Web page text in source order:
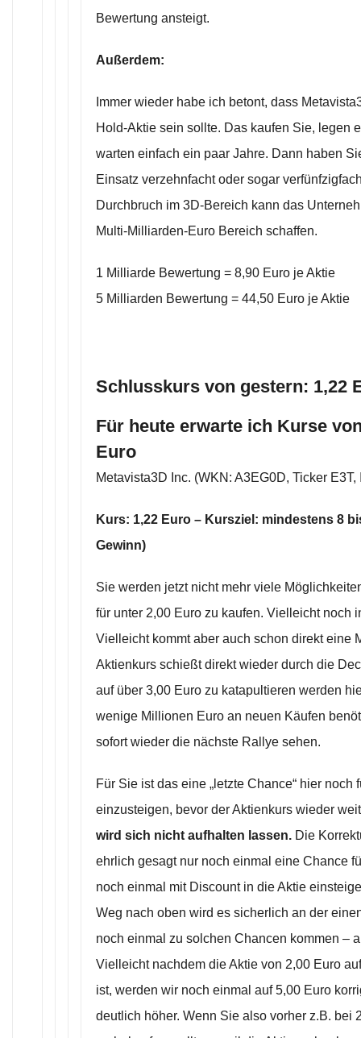
Bewertung ansteigt.
Außerdem:
Immer wieder habe ich betont, dass
Hold-Aktie sein sollte. Das kaufen Sie, legen
warten einfach ein paar Jahre. Dann haben
Einsatz verzehnfacht oder sogar
Durchbruch im 3D-Bereich kann das
Multi-Milliarden-Euro Bereich schaffen.
1 Milliarde Bewertung = 8,90 Euro je Aktie
5 Milliarden Bewertung = 44,50 Euro je Aktie
Schlusskurs von gestern: 1,22
Für heute erwarte ich Kurse
Euro
Metavista3D Inc. (WKN: A3EG0D, Ticker
Kurs: 1,22 Euro – Kursziel: mindestens 8
Gewinn)
Sie werden jetzt nicht mehr viele
für unter 2,00 Euro zu kaufen. Vielleicht noch
Vielleicht kommt aber auch schon direkt eine
Aktienkurs schießt direkt wieder durch die
auf über 3,00 Euro zu katapultieren werden
wenige Millionen Euro an neuen Käufen
sofort wieder die nächste Rallye sehen.
Für Sie ist das eine „letzte Chance“ hier noch
einzusteigen, bevor der Aktienkurs wieder
wird sich nicht aufhalten lassen. Die
ehrlich gesagt nur noch einmal eine Chance
noch einmal mit Discount in die Aktie
Weg nach oben wird es sicherlich an der
noch einmal zu solchen Chancen kommen –
Vielleicht nachdem die Aktie von 2,00 Euro
ist, werden wir noch einmal auf 5,00 Euro
deutlich höher. Wenn Sie also vorher z.B. bei